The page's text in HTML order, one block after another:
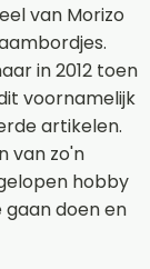
van Morizo
in 2012 toen
voornamelijk
artikelen.
van zo'n
hobby
doen en